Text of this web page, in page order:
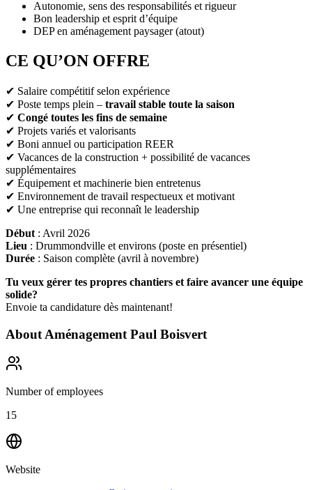
Autonomie, sens des responsabilités et rigueur
Bon leadership et esprit d’équipe
DEP en aménagement paysager (atout)
CE QU’ON OFFRE
✔ Salaire compétitif selon expérience
✔ Poste temps plein – travail stable toute la saison
✔ Congé toutes les fins de semaine
✔ Projets variés et valorisants
✔ Boni annuel ou participation REER
✔ Vacances de la construction + possibilité de vacances
supplémentaires
✔ Équipement et machinerie bien entretenus
✔ Environnement de travail respectueux et motivant
✔ Une entreprise qui reconnaît le leadership
Début : Avril 2026
Lieu : Drummondville et environs (poste en présentiel)
Durée : Saison complète (avril à novembre)
Tu veux gérer tes propres chantiers et faire avancer une équipe
solide?
Envoie ta candidature dès maintenant!
About Aménagement Paul Boisvert
Number of employees
15
Website